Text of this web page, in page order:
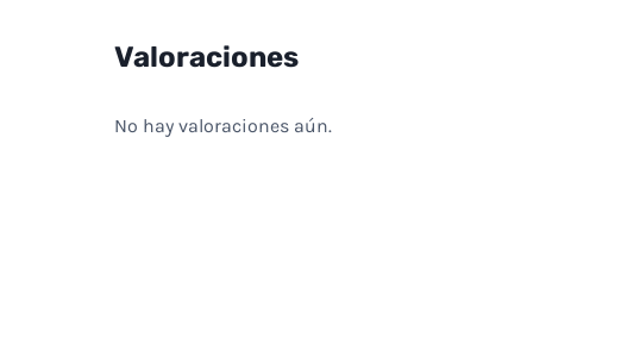
Valoraciones
No hay valoraciones aún.